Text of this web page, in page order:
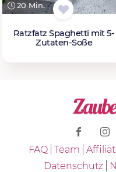
20 Min.
Ratzfatz Spaghetti mit 5-
Zutaten-Soße
FAQ Team
Datenschutz